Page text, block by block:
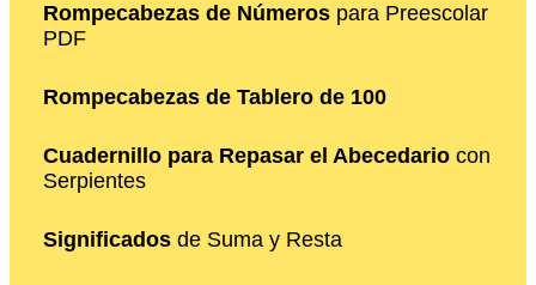
Rompecabezas de Números para Preescolar
PDF
Rompecabezas de Tablero de 100
Cuadernillo para Repasar el Abecedario con
Serpientes
Significados de Suma y Resta